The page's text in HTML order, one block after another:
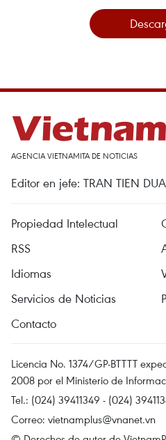
AGENCIA VIETNAMITA DE NOTICIAS
Editor en jefe: TRAN TIEN
Propiedad Intelectual
RSS
Idiomas
Servicios de Noticias
Contacto
Licencia No. 1374/GP-BTTTT
2008 por el Ministerio de
Tel.: (024) 39411349 - (024)
Correo: vietnamplus@vnanet.vn